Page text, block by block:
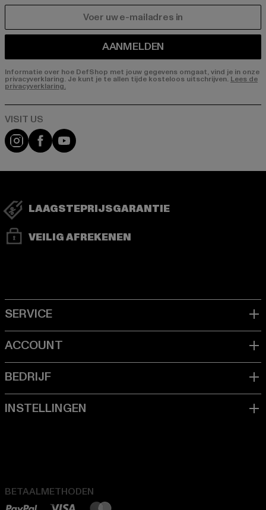
AANMELDEN
Informatie over hoe DefShop met jouw gegevens omgaat, vind je in onze
privacyverklaring. Je kunt je te allen tijde kosteloos uitschrijven. Lees de
privacyverklaring.
Visit our Instagram page:
Visit our Facebook page:
Visit our YouTube channel:
LAAGSTEPRIJSGARANTIE
VEILIG AFREKENEN
BETAALMETHODEN